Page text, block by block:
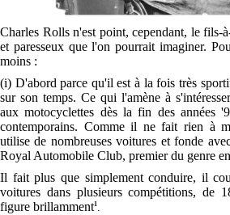
Charles Rolls n'est point, cependant, le fils-
et paresseux que l'on pourrait imaginer.
moins :
(i) D'abord parce qu'il est à la fois très
sur son temps. Ce qui l'amène à
aux motocyclettes dès la fin des années
contemporains. Comme il ne fait rien à
utilise de nombreuses voitures et fonde
Royal Automobile Club, premier du genre
Il fait plus que simplement conduire, il
voitures dans plusieurs compétitions, de
figure brillamment1 .